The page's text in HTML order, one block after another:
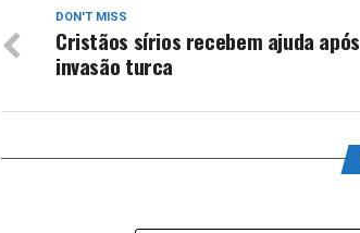
DON'T MISS
Cristãos sírios recebem ajuda após
invasão turca